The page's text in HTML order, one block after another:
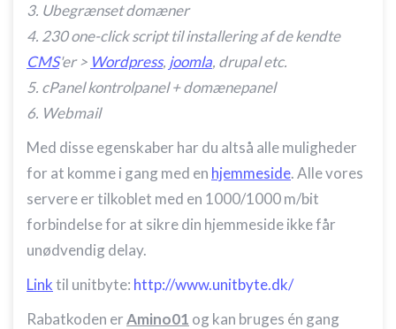
3. Ubegrænset domæner
4. 230 one-click script til installering af de kendte
CMS'er > Wordpress, joomla, drupal etc.
5. cPanel kontrolpanel + domænepanel
6. Webmail
Med disse egenskaber har du altså alle muligheder
for at komme i gang med en hjemmeside. Alle vores
servere er tilkoblet med en 1000/1000 m/bit
forbindelse for at sikre din hjemmeside ikke får
unødvendig delay.
Linktil unitbyte: http://www.unitbyte.dk/
Rabatkoden erAmino01 og kan bruges én gang